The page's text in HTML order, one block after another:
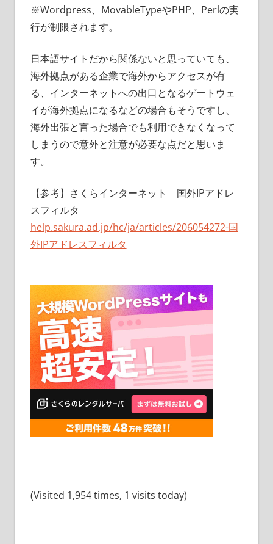
※Wordpress、MovableTypeやPHP、Perlの実
行が制限されます。
日本語サイトだから関係ないと思っていても、
海外拠点がある企業で海外からアクセスが有
る、インターネットへの出口となるゲートウェ
イが海外拠点になるなどの場合もそうですし、
海外出張と言った場合でも利用できなくなって
しまうので意外と注意が必要な点だと思いま
す。
【参考】さくらインターネット 国外IPアドレ
スフィルタ
help.sakura.ad.jp/hc/ja/articles/206054272-国
外IPアドレスフィルタ
(Visited 1,954 times, 1 visits today)